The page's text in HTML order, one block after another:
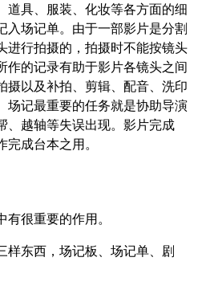
道具、服装、化妆等各方面的细
入场记单。由于一部影片是分割
进行拍摄的，拍摄时不能按镜头
作的记录有助于影片各镜头之间
摄以及补拍、剪辑、配音、洗印
场记最重要的任务就是协助导演
、越轴等失误出现。影片完成
完成台本之用。
很重要的作用。
东西，场记板、场记单、剧